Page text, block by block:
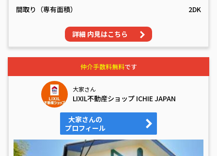
間取り（専有面積）
2DK
詳細 内見はこちら
仲介手数料無料です
大家さん
LIXIL不動産ショップ ICHIE JAPAN
大家さんの
プロフィール